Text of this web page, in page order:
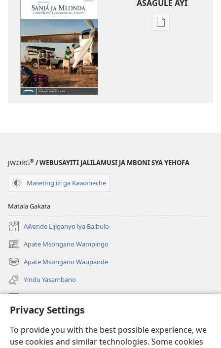
Privacy Settings
To provide you with the best possible experience, we
use cookies and similar technologies. Some cookies
ASAGULE AYI
Asagule
JW.ORG® / WEBUSAYITI JALILAMUSI JA MBONI SYA YEHOFA
Maseting'izi ga Kawoneche
Matala Gakata
Aŵende Lijiganyo lya Baibulo
Apate Msongano Wampingo
(awugule
liwindo
line)
Apate Msongano Waupande
(awugule
liwindo
line)
Yindu Yasambano
Mafidiyo
Kuwungunya pa JW.ORG
Ngani Syakwayana ni Malamusi